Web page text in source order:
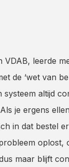
VDAB, leerde
de ‘wet van
systeem altijd
je ergens
in dat bestel
oplost,
maar blijft